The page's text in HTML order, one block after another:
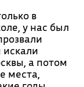
в
у нас был
а потом
места,